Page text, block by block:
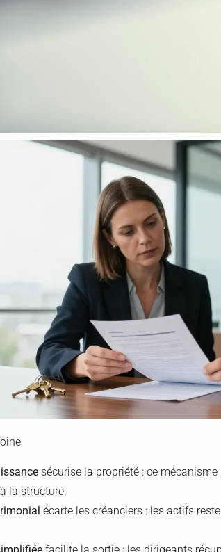
sécurise la propriété : ce
la structure.
écarte les créanciers : les actifs
facilite la sortie : les dirigeants